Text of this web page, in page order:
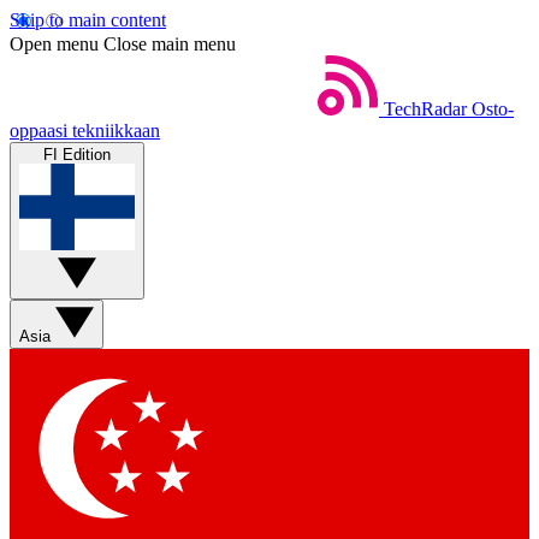
Skip to main content
Open menu Close main menu
TechRadar Osto-
oppaasi tekniikkaan
FI Edition
Asia